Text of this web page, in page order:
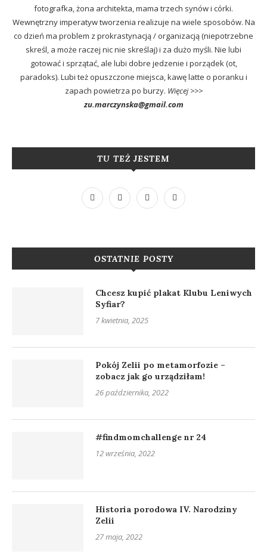
fotografka, żona architekta, mama trzech synów i córki.
Wewnętrzny imperatyw tworzenia realizuje na wiele sposobów. Na
co dzień ma problem z prokrastynacją / organizacją (niepotrzebne
skreśl, a może raczej nic nie skreślaj) i za dużo myśli. Nie lubi
gotować i sprzątać, ale lubi dobre jedzenie i porządek (ot,
paradoks). Lubi też opuszczone miejsca, kawę latte o poranku i
zapach powietrza po burzy. Więcej >>>
zu.marczynska@gmail.com
TU TEŻ JESTEM
OSTATNIE POSTY
Chcesz kupić plakat Klubu Leniwych
Syfiar?
7 kwietnia, 2025
Pokój Zelii po metamorfozie –
zobacz jak go urządziłam!
26 października, 2022
#findmomchallenge nr 24
12 września, 2022
Historia porodowa IV. Narodziny
Zelii
27 maja, 2022